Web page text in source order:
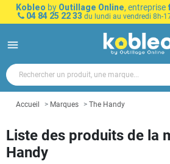
Kobleo by Outillage Online, entreprise
04 84 25 22 33 du lundi au vendredi 8h-
menu
Accueil Marques The Handy
Liste des produits de la
Handy